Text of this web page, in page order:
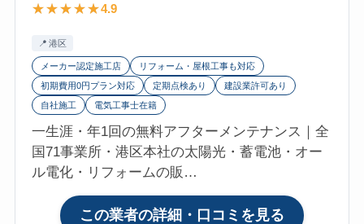
4.9
港区
メーカー認定施工店
リフォーム・屋根工事も対応
初期費用0円プラン対応
定期点検あり
建設業許可あり
自社施工
電気工事士在籍
一生涯・年1回の無料アフターメンテナンス｜全
国71事業所・港区本社の太陽光・蓄電池・オー
ル電化・リフォームの販…
この業者の詳細・口コミを見る